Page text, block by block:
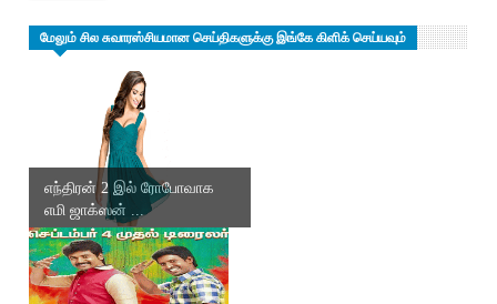
மேலும் சில சுவாரஸ்சியமான செய்திகளுக்கு இங்கே கிளிக் செய்யவும்
எந்திரன் 2 இல் ரோபோவாக
எமி ஜாக்ஸன் ...